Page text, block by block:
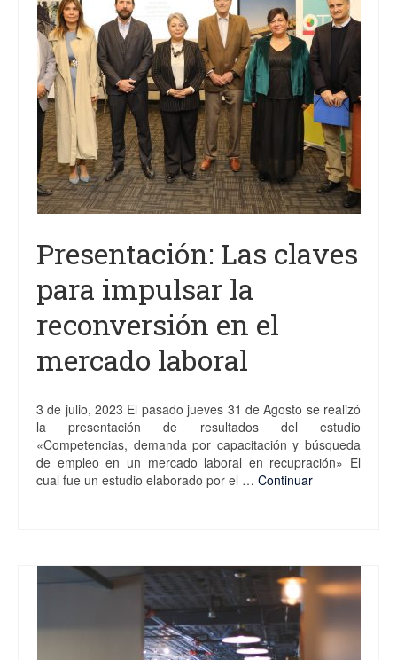
Proyectos
Análisis
Contacto
Presentación: Las claves
para impulsar la
reconversión en el
mercado laboral
3 de julio, 2023 El pasado jueves 31 de Agosto se realizó
la presentación de resultados del estudio
«Competencias, demanda por capacitación y búsqueda
de empleo en un mercado laboral en recupración» El
cual fue un estudio elaborado por el … Continuar